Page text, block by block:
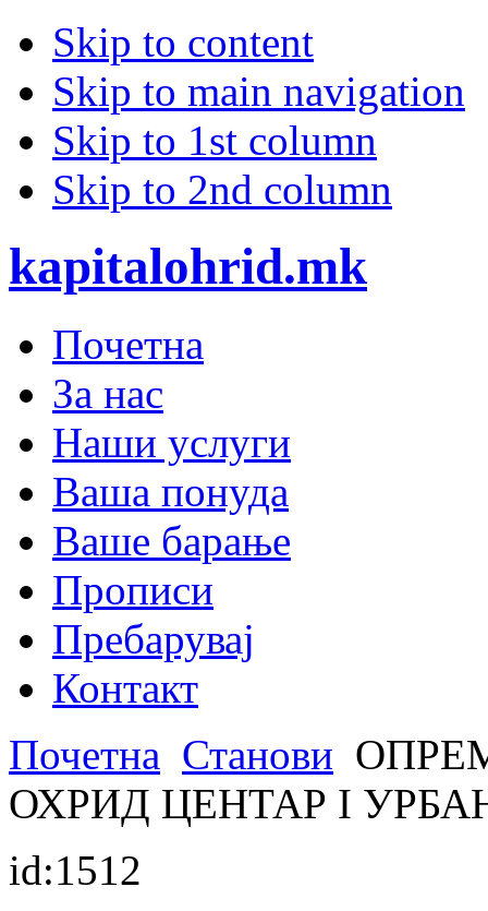
Skip to content
Skip to main navigation
Skip to 1st column
Skip to 2nd column
kapitalohrid.mk
Почетна
За нас
Наши услуги
Ваша понуда
Ваше барање
Прописи
Пребарувај
Контакт
Почетна Станови
ОХРИД ЦЕНТАР I
id:1512